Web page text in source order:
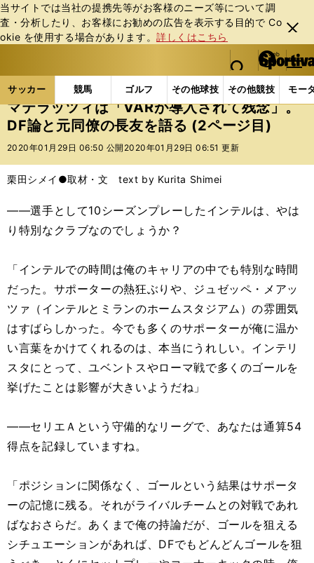
当サイトでは当社の提携先等がお客様のニーズ等について調
査・分析したり、お客様にお勧めの広告を表⽰する⽬的で Co
okie を使⽤する場合があります。詳しくはこちら
閉じ
る
web Sportiva (webスポルティーバ)
検索
マイペ
ー
ジ
メニュ
サッカー 競馬 ゴルフ その他球技 その他競技 モー
ス
ポ
ル
バ
サッカーの記事一覧 海外サッカー 海外サッカー
マテラッツィは「VARが導入されて残念」。
DF論と元同僚の長友を語る (2ページ目)
2020年01月29日 06:50 公開 2020年01月29日 06:51 更新
栗田シメイ●取材・文 text by Kurita Shimei
――選手として10シーズンプレーしたインテルは、やは
り特別なクラブなのでしょうか？
「インテルでの時間は俺のキャリアの中でも特別な時間
だった。サポーターの熱狂ぶりや、ジュゼッペ・メアッ
ツァ（インテルとミランのホームスタジアム）の雰囲気
はすばらしかった。今でも多くのサポーターが俺に温か
い言葉をかけてくれるのは、本当にうれしい。インテリ
スタにとって、ユベントスやローマ戦で多くのゴールを
挙げたことは影響が大きいようだね」
――セリエＡという守備的なリーグで、あなたは通算54
得点を記録していますね。
「ポジションに関係なく、ゴールという結果はサポータ
ーの記憶に残る。それがライバルチームとの対戦であれ
ばなおさらだ。あくまで俺の持論だが、ゴールを狙える
シチュエーションがあれば、DFでもどんどんゴールを狙